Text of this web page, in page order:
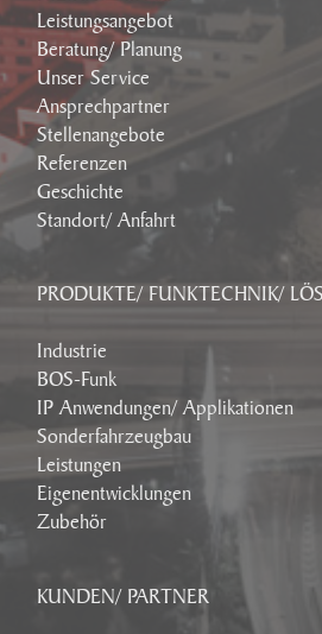
Leistungsangebot
Beratung/ Planung
Unser Service
Ansprechpartner
Stellenangebote
Referenzen
Geschichte
Standort/ Anfahrt
PRODUKTE/ FUNKTECHNIK/
Industrie
BOS-Funk
IP Anwendungen/ Applikationen
Sonderfahrzeugbau
Leistungen
Eigenentwicklungen
Zubehör
KUNDEN/ PARTNER